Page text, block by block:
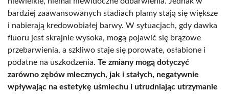
bardziej zaawansowanych stadiach plamy stają się większe
i nabierają kredowobiałej barwy. W sytuacjach, gdy dawka
fluoru jest skrajnie wysoka, mogą pojawić się brązowe
przebarwienia, a szkliwo staje się porowate, osłabione i
podatne na uszkodzenia. Te zmiany mogą dotyczyć
zarówno zębów mlecznych, jak i stałych, negatywnie
wpływając na estetykę uśmiechu i utrudniając utrzymanie